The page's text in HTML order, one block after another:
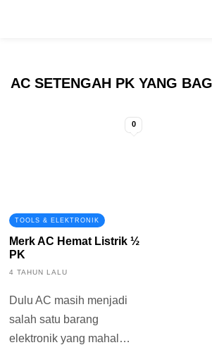
AC SETENGAH PK YANG
0
TOOLS & ELEKTRONIK
Merk AC Hemat Listrik ½
PK
4 TAHUN LALU
Dulu AC masih menjadi
salah satu barang
elektronik yang mahal